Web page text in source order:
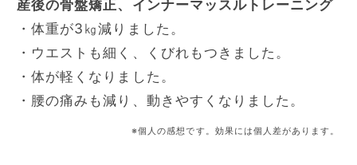
産後の骨盤矯正、インナーマッスルトレーニング
・体重が3㎏減りました。
・ウエストも細く、くびれもつきました。
・体が軽くなりました。
・腰の痛みも減り、動きやすくなりました。
※個人の感想です。効果には個人差があります。